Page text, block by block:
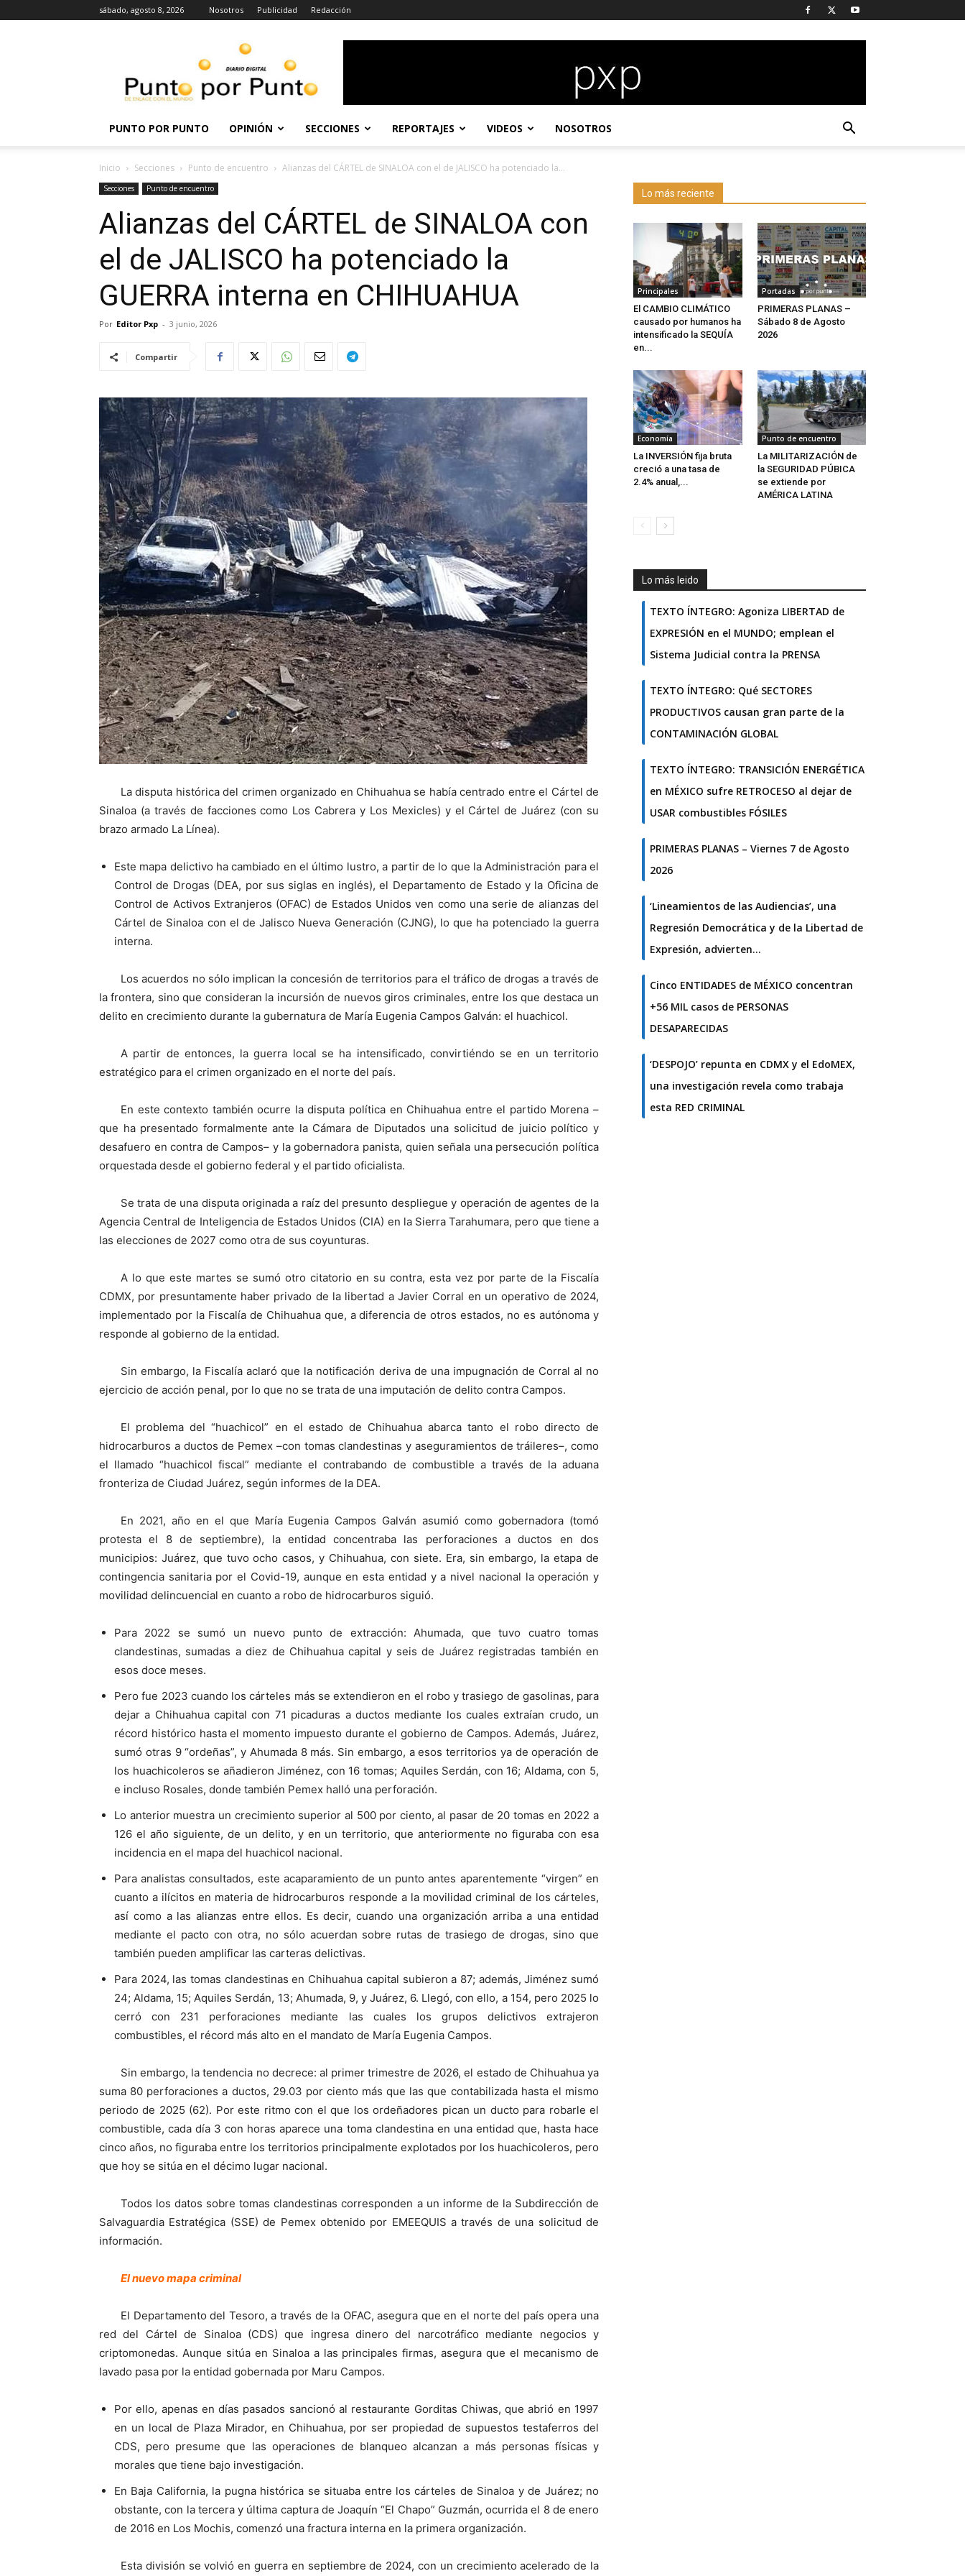
sábado, agosto 8, 2026 Nosotros Publicidad Redacción
Punto
PUNTO POR PUNTO OPINIÓN SECCIONES REPORTAJES VIDEOS NOSOTROS
Inicio Secciones Punto de encuentro Alianzas del CÁRTEL de SINALOA con el de JALISCO ha potenciado la...
Secciones Punto de encuentro
Alianzas del CÁRTEL de SINALOA con
el de JALISCO ha potenciado la
GUERRA interna en CHIHUAHUA
Por Editor Pxp - 3 junio, 2026
Compartir
La disputa histórica del crimen organizado en Chihuahua se había centrado entre el Cártel de
Sinaloa (a través de facciones como Los Cabrera y Los Mexicles) y el Cártel de Juárez (con su
brazo armado La Línea).
Este mapa delictivo ha cambiado en el último lustro, a partir de lo que la Administración para el
Control de Drogas (DEA, por sus siglas en inglés), el Departamento de Estado y la Oficina de
Control de Activos Extranjeros (OFAC) de Estados Unidos ven como una serie de alianzas del
Cártel de Sinaloa con el de Jalisco Nueva Generación (CJNG), lo que ha potenciado la guerra
interna.
Los acuerdos no sólo implican la concesión de territorios para el tráfico de drogas a través de
la frontera, sino que consideran la incursión de nuevos giros criminales, entre los que destaca un
delito en crecimiento durante la gubernatura de María Eugenia Campos Galván: el huachicol.
A partir de entonces, la guerra local se ha intensificado, convirtiéndo se en un territorio
estratégico para el crimen organizado en el norte del país.
En este contexto también ocurre la disputa política en Chihuahua entre el partido Morena –
que ha presentado formalmente ante la Cámara de Diputados una solicitud de juicio político y
desafuero en contra de Campos– y la gobernadora panista, quien señala una persecución política
orquestada desde el gobierno federal y el partido oficialista.
Se trata de una disputa originada a raíz del presunto despliegue y operación de agentes de la
Agencia Central de Inteligencia de Estados Unidos (CIA) en la Sierra Tarahumara, pero que tiene a
las elecciones de 2027 como otra de sus coyunturas.
A lo que este martes se sumó otro citatorio en su contra, esta vez por parte de la Fiscalía
CDMX, por presuntamente haber privado de la libertad a Javier Corral en un operativo de 2024,
implementado por la Fiscalía de Chihuahua que, a diferencia de otros estados, no es autónoma y
responde al gobierno de la entidad.
Sin embargo, la Fiscalía aclaró que la notificación deriva de una impugnación de Corral al no
ejercicio de acción penal, por lo que no se trata de una imputación de delito contra Campos.
El problema del “huachicol” en el estado de Chihuahua abarca tanto el robo directo de
hidrocarburos a ductos de Pemex –con tomas clandestinas y aseguramientos de tráileres–, como
el llamado “huachicol fiscal” mediante el contrabando de combustible a través de la aduana
fronteriza de Ciudad Juárez, según informes de la DEA.
En 2021, año en el que María Eugenia Campos Galván asumió como gobernadora (tomó
protesta el 8 de septiembre), la entidad concentraba las perforaciones a ductos en dos
municipios: Juárez, que tuvo ocho casos, y Chihuahua, con siete. Era, sin embargo, la etapa de
contingencia sanitaria por el Covid-19, aunque en esta entidad y a nivel nacional la operación y
movilidad delincuencial en cuanto a robo de hidrocarburos siguió.
Para 2022 se sumó un nuevo punto de extracción: Ahumada, que tuvo cuatro tomas
clandestinas, sumadas a diez de Chihuahua capital y seis de Juárez registradas también en
esos doce meses.
Pero fue 2023 cuando los cárteles más se extendieron en el robo y trasiego de gasolinas, para
dejar a Chihuahua capital con 71 picaduras a ductos mediante los cuales extraían crudo, un
récord histórico hasta el momento impuesto durante el gobierno de Campos. Además, Juárez,
sumó otras 9 “ordeñas”, y Ahumada 8 más. Sin embargo, a esos territorios ya de operación de
los huachicoleros se añadieron Jiménez, con 16 tomas; Aquiles Serdán, con 16; Aldama, con 5,
e incluso Rosales, donde también Pemex halló una perforación.
Lo anterior muestra un crecimiento superior al 500 por ciento, al pasar de 20 tomas en 2022 a
126 el año siguiente, de un delito, y en un territorio, que anteriormente no figuraba con esa
incidencia en el mapa del huachicol nacional.
Para analistas consultados, este acaparamiento de un punto antes aparentemente “virgen” en
cuanto a ilícitos en materia de hidrocarburos responde a la movilidad criminal de los cárteles,
así como a las alianzas entre ellos. Es decir, cuando una organización arriba a una entidad
mediante el pacto con otra, no sólo acuerdan sobre rutas de trasiego de drogas, sino que
también pueden amplificar las carteras delictivas.
Para 2024, las tomas clandestinas en Chihuahua capital subieron a 87; además, Jiménez sumó
24; Aldama, 15; Aquiles Serdán, 13; Ahumada, 9, y Juárez, 6. Llegó, con ello, a 154, pero 2025 lo
cerró con 231 perforaciones mediante las cuales los grupos delictivos extrajeron
combustibles, el récord más alto en el mandato de María Eugenia Campos.
Sin embargo, la tendencia no decrece: al primer trimestre de 2026, el estado de Chihuahua ya
suma 80 perforaciones a ductos, 29.03 por ciento más que las que contabilizada hasta el mismo
periodo de 2025 (62). Por este ritmo con el que los ordeñadores pican un ducto para robarle el
combustible, cada día 3 con horas aparece una toma clandestina en una entidad que, hasta hace
cinco años, no figuraba entre los territorios principalmente explotados por los huachicoleros, pero
que hoy se sitúa en el décimo lugar nacional.
Todos los datos sobre tomas clandestinas corresponden a un informe de la Subdirección de
Salvaguardia Estratégica (SSE) de Pemex obtenido por EMEEQUIS a través de una solicitud de
información.
El nuevo mapa criminal
El Departamento del Tesoro, a través de la OFAC, asegura que en el norte del país opera una
red del Cártel de Sinaloa (CDS) que ingresa dinero del narcotráfico mediante negocios y
criptomonedas. Aunque sitúa en Sinaloa a las principales firmas, asegura que el mecanismo de
lavado pasa por la entidad gobernada por Maru Campos.
Por ello, apenas en días pasados sancionó al restaurante Gorditas Chiwas, que abrió en 1997
en un local de Plaza Mirador, en Chihuahua, por ser propiedad de supuestos testaferros del
CDS, pero presume que las operaciones de blanqueo alcanzan a más personas físicas y
morales que tiene bajo investigación.
En Baja California, la pugna histórica se situaba entre los cárteles de Sinaloa y de Juárez; no
obstante, con la tercera y última captura de Joaquín “El Chapo” Guzmán, ocurrida el 8 de enero
de 2016 en Los Mochis, comenzó una fractura interna en la primera organización.
Esta división se volvió en guerra en septiembre de 2024, con un crecimiento acelerado de la
Lo más reciente
Principales
El CAMBIO CLIMÁTICO
causado por humanos ha
intensificado la SEQUÍA
en...
Portadas
PRIMERAS PLANAS –
Sábado 8 de Agosto
2026
Economía
La INVERSIÓN fija bruta
creció a una tasa de
2.4% anual,...
Punto de encuentro
La MILITARIZACIÓN de
la SEGURIDAD PÚBICA
se extiende por
AMÉRICA LATINA
Lo más leido
TEXTO ÍNTEGRO: Agoniza LIBERTAD de
EXPRESIÓN en el MUNDO; emplean el
Sistema Judicial contra la PRENSA
TEXTO ÍNTEGRO: Qué SECTORES
PRODUCTIVOS causan gran parte de la
CONTAMINACIÓN GLOBAL
TEXTO ÍNTEGRO: TRANSICIÓN ENERGÉTICA
en MÉXICO sufre RETROCESO al dejar de
USAR combustibles FÓSILES
PRIMERAS PLANAS – Viernes 7 de Agosto
2026
‘Lineamientos de las Audiencias’, una
Regresión Democrática y de la Libertad de
Expresión, advierten…
Cinco ENTIDADES de MÉXICO concentran
+56 MIL casos de PERSONAS
DESAPARECIDAS
‘DESPOJO’ repunta en CDMX y el EdoMEX,
una investigación revela como trabaja
esta RED CRIMINAL